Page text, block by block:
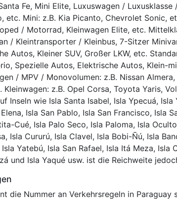
Fe, Mini Elite, Luxuswagen / Luxusklasse
etc. Mini: z.B. Kia Picanto, Chevrolet Sonic,
/ Motorrad, Kleinwagen Elite, etc.
/ Kleintransporter / Kleinbus, 7-Sitzer
Autos, Kleiner SUV, Großer LKW, etc.
Spezielle Autos, Elektrische Autos, Klein-
/ MPV / Monovolumen: z.B. Nissan Almera,
z.B. Opel Corsa, Toyota Yaris,
Inseln wie Isla Santa Isabel, Isla Ypecuá, Isla
Isla San Pablo, Isla San Francisco, Isla
Cué, Isla Palo Seco, Isla Paloma, Isla
Isla Cururú, Isla Clavel, Isla Bobi-Ñú, Isla
Yatebú, Isla San Rafael, Isla Itá Meza, Isla
und Isla Yaqué usw. ist die Reichweite
die Nummer an Verkehrsregeln in Paraguay